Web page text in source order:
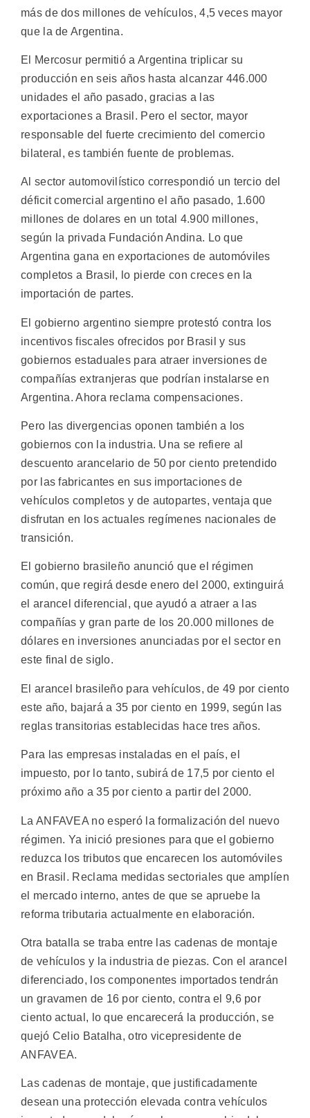
más de dos millones de vehículos, 4,5 veces mayor
que la de Argentina.
El Mercosur permitió a Argentina triplicar su
producción en seis años hasta alcanzar 446.000
unidades el año pasado, gracias a las
exportaciones a Brasil. Pero el sector, mayor
responsable del fuerte crecimiento del comercio
bilateral, es también fuente de problemas.
Al sector automovilístico correspondió un tercio del
déficit comercial argentino el año pasado, 1.600
millones de dolares en un total 4.900 millones,
según la privada Fundación Andina. Lo que
Argentina gana en exportaciones de automóviles
completos a Brasil, lo pierde con creces en la
importación de partes.
El gobierno argentino siempre protestó contra los
incentivos fiscales ofrecidos por Brasil y sus
gobiernos estaduales para atraer inversiones de
compañías extranjeras que podrían instalarse en
Argentina. Ahora reclama compensaciones.
Pero las divergencias oponen también a los
gobiernos con la industria. Una se refiere al
descuento arancelario de 50 por ciento pretendido
por las fabricantes en sus importaciones de
vehículos completos y de autopartes, ventaja que
disfrutan en los actuales regímenes nacionales de
transición.
El gobierno brasileño anunció que el régimen
común, que regirá desde enero del 2000, extinguirá
el arancel diferencial, que ayudó a atraer a las
compañías y gran parte de los 20.000 millones de
dólares en inversiones anunciadas por el sector en
este final de siglo.
El arancel brasileño para vehículos, de 49 por ciento
este año, bajará a 35 por ciento en 1999, según las
reglas transitorias establecidas hace tres años.
Para las empresas instaladas en el país, el
impuesto, por lo tanto, subirá de 17,5 por ciento el
próximo año a 35 por ciento a partir del 2000.
La ANFAVEA no esperó la formalización del nuevo
régimen. Ya inició presiones para que el gobierno
reduzca los tributos que encarecen los automóviles
en Brasil. Reclama medidas sectoriales que amplíen
el mercado interno, antes de que se apruebe la
reforma tributaria actualmente en elaboración.
Otra batalla se traba entre las cadenas de montaje
de vehículos y la industria de piezas. Con el arancel
diferenciado, los componentes importados tendrán
un gravamen de 16 por ciento, contra el 9,6 por
ciento actual, lo que encarecerá la producción, se
quejó Celio Batalha, otro vicepresidente de
ANFAVEA.
Las cadenas de montaje, que justificadamente
desean una protección elevada contra vehículos